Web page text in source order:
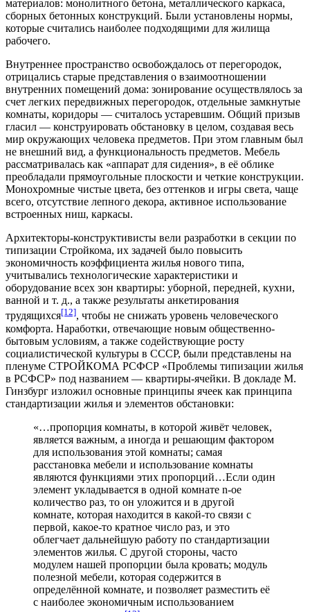
материалов: монолитного бетона, металлического каркаса,
сборных бетонных конструкций. Были установлены нормы,
которые считались наиболее подходящими для жилища
рабочего.
Внутреннее пространство освобождалось от перегородок,
отрицались старые представления о взаимоотношении
внутренних помещений дома: зонирование осуществлялось за
счет легких передвижных перегородок, отдельные замкнутые
комнаты, коридоры — считалось устаревшим. Общий призыв
гласил — конструировать обстановку в целом, создавая весь
мир окружающих человека предметов. При этом главным был
не внешний вид, а функциональность предметов. Мебель
рассматривалась как «аппарат для сидения», в её облике
преобладали прямоугольные плоскости и четкие конструкции.
Монохромные чистые цвета, без оттенков и игры света, чаще
всего, отсутствие лепного декора, активное использование
встроенных ниш, каркасы.
Архитекторы-конструктивисты вели разработки в секции по
типизации Стройкома, их задачей было повысить
экономичность коэффициента жилья нового типа,
учитывались технологические характеристики и
оборудование всех зон квартиры: уборной, передней, кухни,
ванной и т. д., а также результаты анкетирования
трудящихся[12], чтобы не снижать уровень человеческого
комфорта. Наработки, отвечающие новым общественно-
бытовым условиям, а также содействующие росту
социалистической культуры в СССР, были представлены на
пленуме СТРОЙКОМА РСФСР «Проблемы типизации жилья
в РСФСР» под названием — квартиры-ячейки. В докладе М.
Гинзбург изложил основные принципы ячеек как принципа
стандартизации жилья и элементов обстановки:
«…пропорция комнаты, в которой живёт человек,
является важным, а иногда и решающим фактором
для использования этой комнаты; самая
расстановка мебели и использование комнаты
являются функциями этих пропорций…Если один
элемент укладывается в одной комнате n-ое
количество раз, то он уложится и в другой
комнате, которая находится в какой-то связи с
первой, какое-то кратное число раз, и это
облегчает дальнейшую работу по стандартизации
элементов жилья. С другой стороны, часто
модулем нашей пропорции была кровать; модуль
полезной мебели, которая содержится в
определённой комнате, и позволяет разместить её
с наиболее экономичным использованием